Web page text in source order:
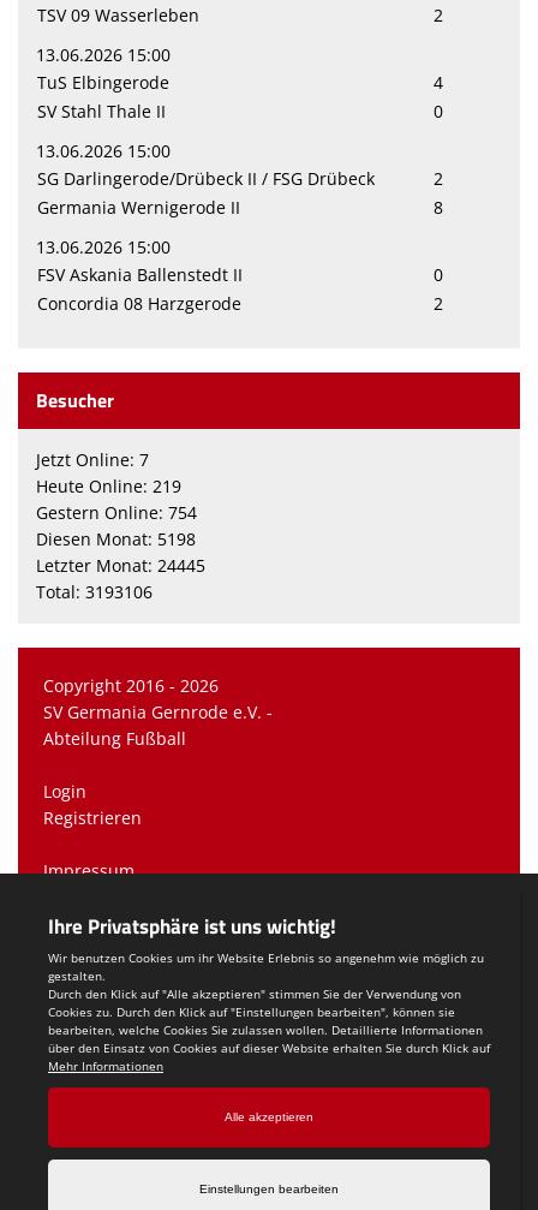
TSV 09 Wasserleben
2
13.06.2026 15:00
TuS Elbingerode
4
SV Stahl Thale II
0
13.06.2026 15:00
SG Darlingerode/Drübeck II / FSG Drübeck
2
Germania Wernigerode II
8
13.06.2026 15:00
FSV Askania Ballenstedt II
0
Concordia 08 Harzgerode
2
Besucher
Jetzt Online: 7
Heute Online: 219
Gestern Online: 754
Diesen Monat: 5198
Letzter Monat: 24445
Total: 3193106
Copyright 2016 - 2026
SV Germania Gernrode e.V. -
Abteilung Fußball
Login
Registrieren
Impressum
Teamsports 2
Dein Sportverein online